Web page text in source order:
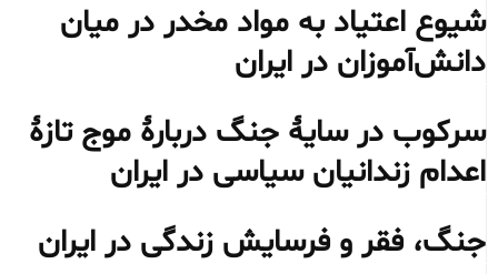
شیوع اعتیاد به مواد مخدر در میان
دانش‌آموزان در ایران
سرکوب در سایهٔ جنگ دربارهٔ موج تازهٔ
اعدام زندانیان سیاسی در ایران
جنگ، فقر و فرسایش زندگی در ایران